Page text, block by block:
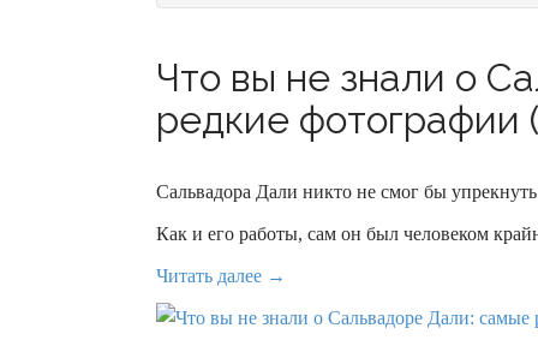
Что вы не знали о
редкие фотографии
Сальвадора Дали никто не смог бы упрекнуть
Как и его работы, сам он был человеком
Читать далее →